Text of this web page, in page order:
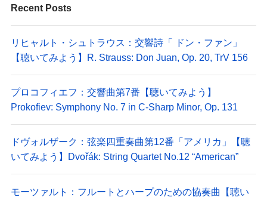
Recent Posts
リヒャルト・シュトラウス：交響詩「 ドン・ファン」
【聴いてみよう】R. Strauss: Don Juan, Op. 20, TrV 156
プロコフィエフ：交響曲第7番【聴いてみよう】
Prokofiev: Symphony No. 7 in C-Sharp Minor, Op. 131
ドヴォルザーク：弦楽四重奏曲第12番「アメリカ」【聴
いてみよう】Dvořák: String Quartet No.12 “American”
モーツァルト：フルートとハープのための協奏曲【聴い